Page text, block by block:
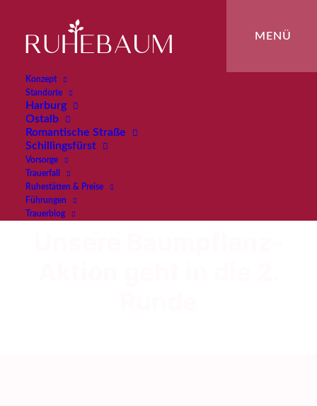
Konzept
Standorte
Harburg
Ostalb
Romantische Straße
Schillingsfürst
Vorsorge
Trauerfall
Ruhestätten & Preise
Führungen
Trauerblog